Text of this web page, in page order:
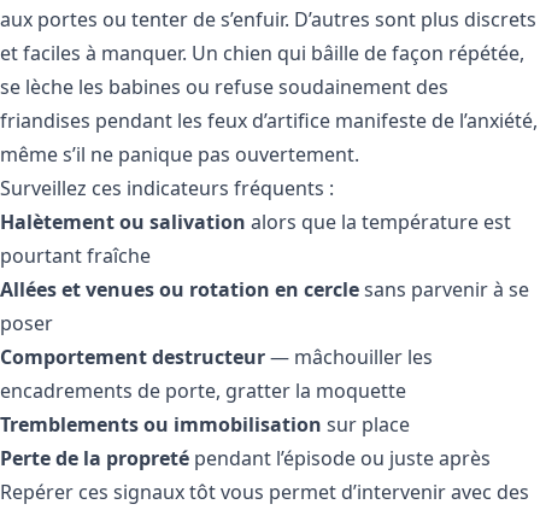
aux portes ou tenter de s’enfuir. D’autres sont plus discrets
et faciles à manquer. Un chien qui bâille de façon répétée,
se lèche les babines ou refuse soudainement des
friandises pendant les feux d’artifice manifeste de l’anxiété,
même s’il ne panique pas ouvertement.
Surveillez ces indicateurs fréquents :
Halètement ou salivation alors que la température est
pourtant fraîche
Allées et venues ou rotation en cerclesans parvenir à se
poser
Comportement destructeur— mâchouiller les
encadrements de porte, gratter la moquette
Tremblements ou immobilisation sur place
Perte de la propreté pendant l’épisode ou juste après
Repérer ces signaux tôt vous permet d’intervenir avec des